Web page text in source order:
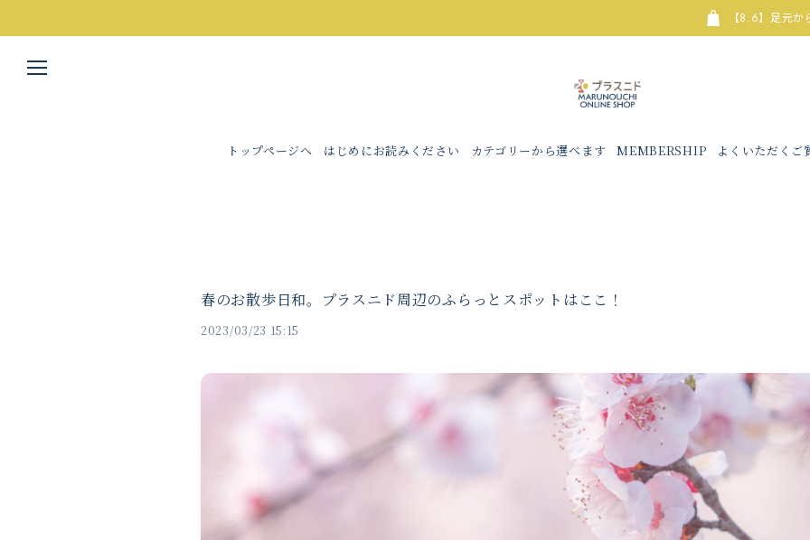
【8.6】足元からの冷えにピッタリ✨刺繍
トップページへ はじめにお読みください カテゴリーから選べます MEMBERSHIP よくいただくご
春のお散歩日和。プラスニド周辺のふらっとスポットはここ！
2023/03/23 15:15